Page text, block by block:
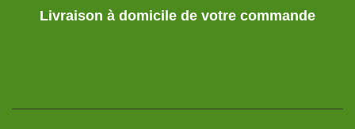
Livraison à domicile de votre commande